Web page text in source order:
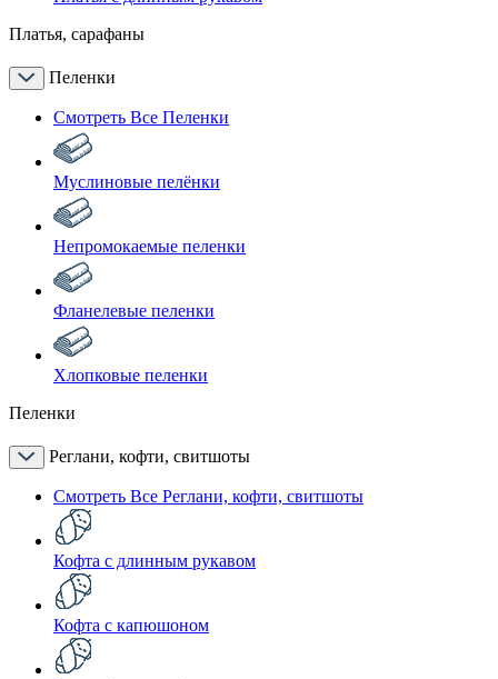
Платья, сарафаны
Пеленки
Смотреть Все Пеленки
Муслиновые пелёнки
Непромокаемые пеленки
Фланелевые пеленки
Хлопковые пеленки
Пеленки
Реглани, кофти, свитшоты
Смотреть Все Реглани, кофти, свитшоты
Кофта с длинным рукавом
Кофта с капюшоном